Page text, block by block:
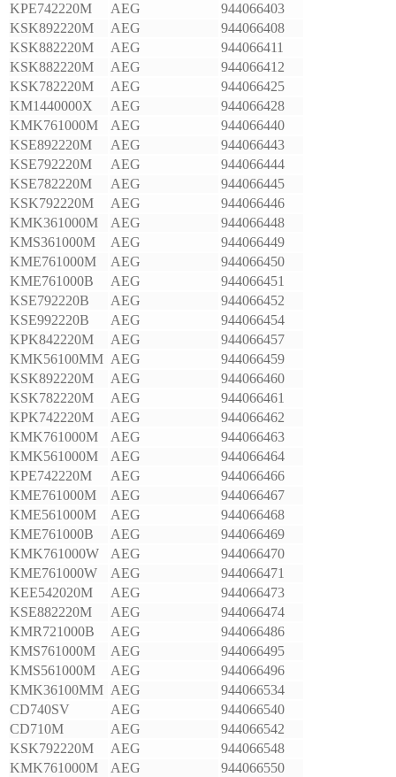
KPE742220M
AEG
944066403
KSK892220M
AEG
944066408
KSK882220M
AEG
944066411
KSK882220M
AEG
944066412
KSK782220M
AEG
944066425
KM1440000X
AEG
944066428
KMK761000M
AEG
944066440
KSE892220M
AEG
944066443
KSE792220M
AEG
944066444
KSE782220M
AEG
944066445
KSK792220M
AEG
944066446
KMK361000M
AEG
944066448
KMS361000M
AEG
944066449
KME761000M
AEG
944066450
KME761000B
AEG
944066451
KSE792220B
AEG
944066452
KSE992220B
AEG
944066454
KPK842220M
AEG
944066457
KMK56100MM AEG
944066459
KSK892220M
AEG
944066460
KSK782220M
AEG
944066461
KPK742220M
AEG
944066462
KMK761000M
AEG
944066463
KMK561000M
AEG
944066464
KPE742220M
AEG
944066466
KME761000M
AEG
944066467
KME561000M
AEG
944066468
KME761000B
AEG
944066469
KMK761000W
AEG
944066470
KME761000W
AEG
944066471
KEE542020M
AEG
944066473
KSE882220M
AEG
944066474
KMR721000B
AEG
944066486
KMS761000M
AEG
944066495
KMS561000M
AEG
944066496
KMK36100MM AEG
944066534
CD740SV
AEG
944066540
CD710M
AEG
944066542
KSK792220M
AEG
944066548
KMK761000M
AEG
944066550